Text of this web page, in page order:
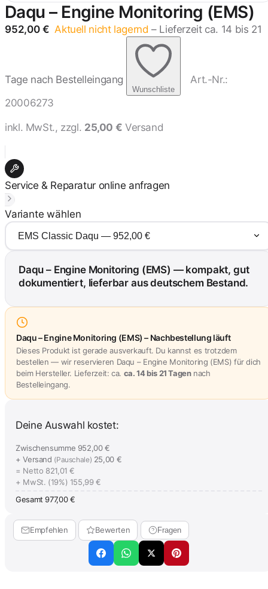
Daqu – Engine Monitoring (EMS)
952,00 € Aktuell nicht lagernd – Lieferzeit ca. 14 bis 21
Tage nach Bestelleingang
Wunschliste
Art.-Nr.:
20006273
inkl. MwSt., zzgl. 25,00 € Versand
Service & Reparatur online anfragen
Variante wählen
Daqu – Engine Monitoring (EMS) — kompakt, gut
dokumentiert, lieferbar aus deutschem Bestand.
Daqu – Engine Monitoring (EMS) – Nachbestellung läuft
Dieses Produkt ist gerade ausverkauft. Du kannst es trotzdem
bestellen — wir reservieren Daqu – Engine Monitoring (EMS) für dich
beim Hersteller. Lieferzeit: ca. ca. 14 bis 21 Tagennach
Bestelleingang.
Deine Auswahl kostet:
Zwischensumme 952,00 €
+ Versand (Pauschale) 25,00 €
= Netto 821,01 €
+ MwSt. (19%) 155,99 €
Gesamt 977,00 €
Empfehlen Bewerten Fragen